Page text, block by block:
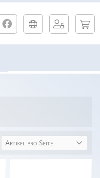
Artikel pro Seite